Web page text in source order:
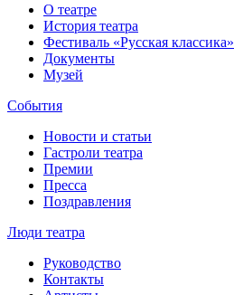
О театре
История театра
Фестиваль «Русская классика»
Документы
Музей
События
Новости и статьи
Гастроли театра
Премии
Пресса
Поздравления
Люди театра
Руководство
Контакты